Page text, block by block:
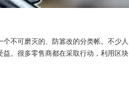
不可磨灭的、防篡改的分类帐。不少人
。很多零售商都在采取行动，利用区块